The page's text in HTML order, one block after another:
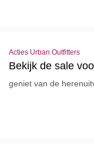
Acties Urban Outfitters
Bekijk de sale
geniet van de